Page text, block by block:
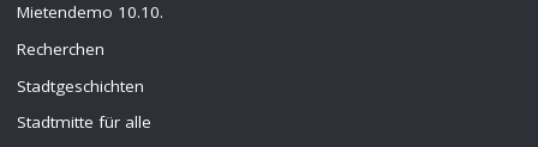
Mietendemo 10.10.
Recherchen
Stadtgeschichten
Stadtmitte für alle